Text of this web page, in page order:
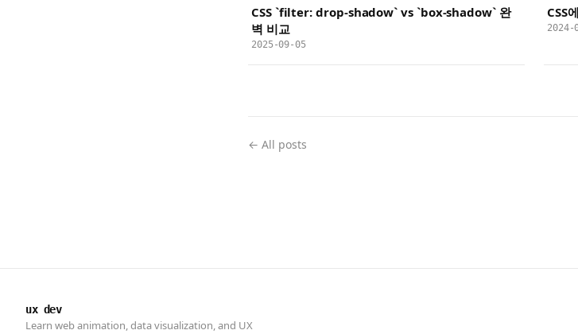
CSS `filter: drop-shadow` vs `box-shadow` 완
벽 비교
2025-09-05
CSS
2024-
← All posts
ux dev
Learn web animation, data visualization, and UX